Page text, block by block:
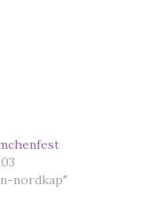
nordkap"